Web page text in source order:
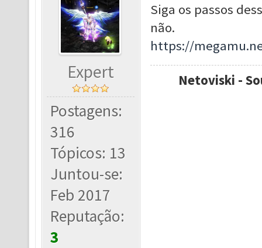
Expert
Postagens:
316
Tópicos: 13
Juntou-se:
Feb 2017
Reputação:
3
Siga os passos
não.
https://
Netoviski -